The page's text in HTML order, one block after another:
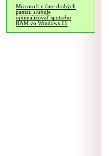
Microsoft v čase drahých
pamätí sľubuje
optimalizovať spotrebu
RAM vo Windows 11